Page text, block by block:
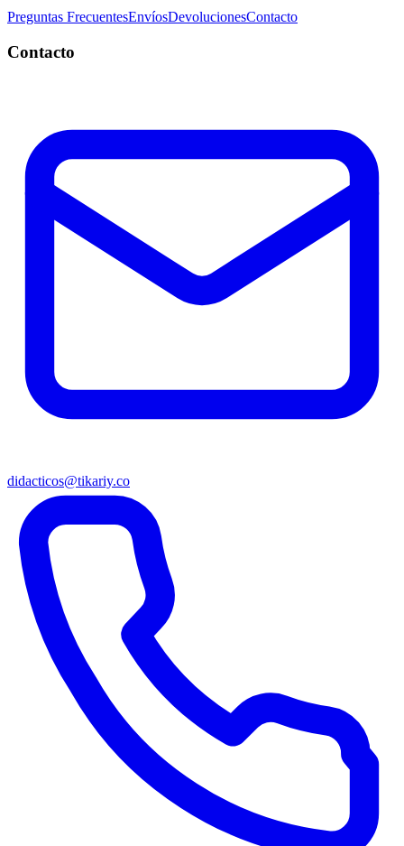
Preguntas FrecuentesEnvíosDevolucionesContacto
Contacto
didacticos@tikariy.co